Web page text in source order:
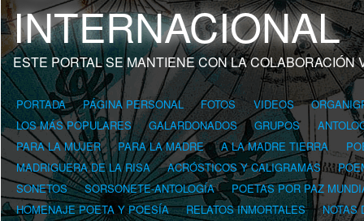
ESTE PORTAL SE MANTIENE CON LA COLABORACIÓN
PORTADA PÁGINA PERSONAL FOTOS VIDEOS
LOS MÁS POPULARES
GALARDONADOS GRUPOS
PARA LA MUJER
PARA LA MADRE A LA MADRE TIERRA
MADRIGUERA DE LA RISA
ACRÓSTICOS Y CALIGRAMAS
SONETOS
SORSONETE-ANTOLOGÍA
POETAS POR PAZ
HOMENAJE POETA Y POESÍA
RELATOS INMORTALES
NOTAS